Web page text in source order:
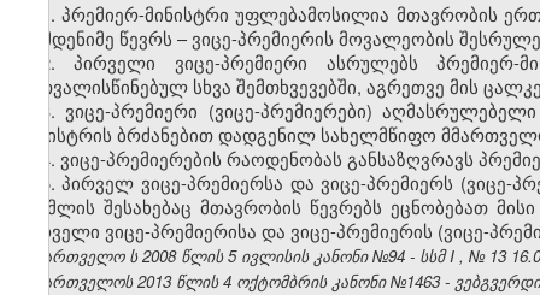
1. პრემიერ-მინისტრი უფლებამოსილია მთავრობის
რამდენიმე წევრს – ვიცე-პრემიერის მოვალეობის
2. პირველი ვიცე-პრემიერი ასრულებს
გათვალისწინებულ სხვა შემთხვევებში, აგრეთვე მის
3. ვიცე-პრემიერი (ვიცე-პრემიერები)
მინისტრის ბრძანებით დადგენილ სახელმწიფო
4. ვიცე-პრემიერების რაოდენობას განსაზღვრავს
5. პირველ ვიცე-პრემიერსა და ვიცე-პრემიერს (ვიცე-
რომლის შესახებაც მთავრობის წევრებს ეცნობებათ
პირველი ვიცე-პრემიერისა და ვიცე-პრემიერის (ვიცე-
საქართველო ს 2008 წლის 5 ივლისის კანონი №94 - სსმ I , № 13
საქართველოს 2013 წლის 4 ოქტომბრის კანონი №1463 -